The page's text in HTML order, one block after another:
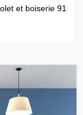
et boiserie 91